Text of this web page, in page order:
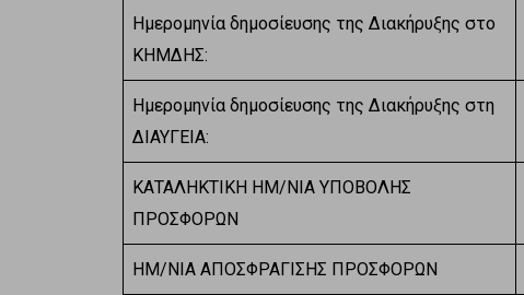
Ημερομηνία δημοσίευσης της Διακήρυξης στο
ΚΗΜΔΗΣ:
Ημερομηνία δημοσίευσης της Διακήρυξης στη
ΔΙΑΥΓΕΙΑ:
ΚΑΤΑΛΗΚΤΙΚΗ ΗΜ/ΝΙΑ ΥΠΟΒΟΛΗΣ
ΠΡΟΣΦΟΡΩΝ
ΗΜ/ΝΙΑ ΑΠΟΣΦΡΑΓΙΣΗΣ ΠΡΟΣΦΟΡΩΝ